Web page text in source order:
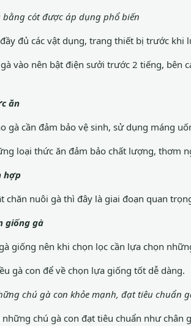
bằng cót được áp dụng phổ biến
đủ các vật dụng, trang thiết bị trước khi
vào nên bật điện sưởi trước 2 tiếng, bên
ăn
gà cần đảm bảo vệ sinh, sử dụng máng
loại thức ăn đảm bảo chất lượng, thơm
hợp
chăn nuôi gà thì đây là giai đoạn quan
giống gà
giống nên khi chọn lọc cần lựa chọn
gà con để về chọn lựa giống tốt dễ dàng.
chú gà con khỏe mạnh, đạt tiêu chuẩn
chú gà con đạt tiêu chuẩn như